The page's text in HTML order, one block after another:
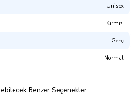
Unisex
Kırmızı
Genç
Normal
Benzer Seçenekler